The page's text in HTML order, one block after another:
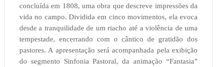
concluída em 1808, uma obra que descreve impressões da
vida no campo. Dividida em cinco movimentos, ela evoca
desde a tranquilidade de um riacho até a violência de uma
tempestade, encerrando com o cântico de gratidão dos
pastores. A apresentação será acompanhada pela exibição
do segmento Sinfonia Pastoral, da animação “Fantasia”